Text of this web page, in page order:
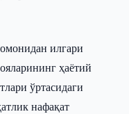
илгари
ҳаётий
ўртасидаги
нафақат